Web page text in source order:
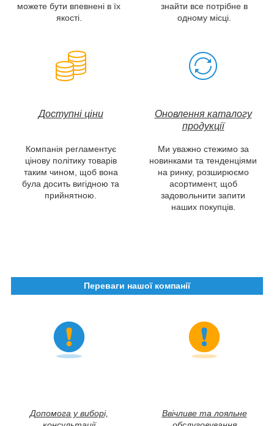
можете бути впевнені в їх
якості.
знайти все потрібне в
одному місці.
Доступні ціни
Оновлення каталогу
продукції
Компанія регламентує
цінову політику товарів
таким чином, щоб вона
була досить вигідною та
прийнятною.
Ми уважно стежимо за
новинками та тенденціями
на ринку, розширюємо
асортимент, щоб
задовольнити запити
наших покупців.
Переваги нашої компанії
Допомога у виборі,
Ввічливе та лояльне